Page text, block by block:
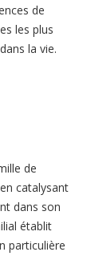
de
les plus
la vie.
de
catalysant
dans son
établit
particulière